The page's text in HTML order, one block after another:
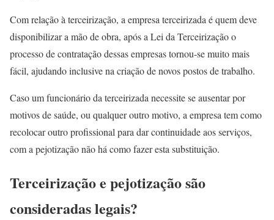
Com relação à terceirização, a empresa terceirizada é quem deve
disponibilizar a mão de obra, após a Lei da Terceirização o
processo de contratação dessas empresas tornou-se muito mais
fácil, ajudando inclusive na criação de novos postos de trabalho.
Caso um funcionário da terceirizada necessite se ausentar por
motivos de saúde, ou qualquer outro motivo, a empresa tem como
recolocar outro profissional para dar continuidade aos serviços,
com a pejotização não há como fazer esta substituição.
Terceirização e pejotização são
consideradas legais?